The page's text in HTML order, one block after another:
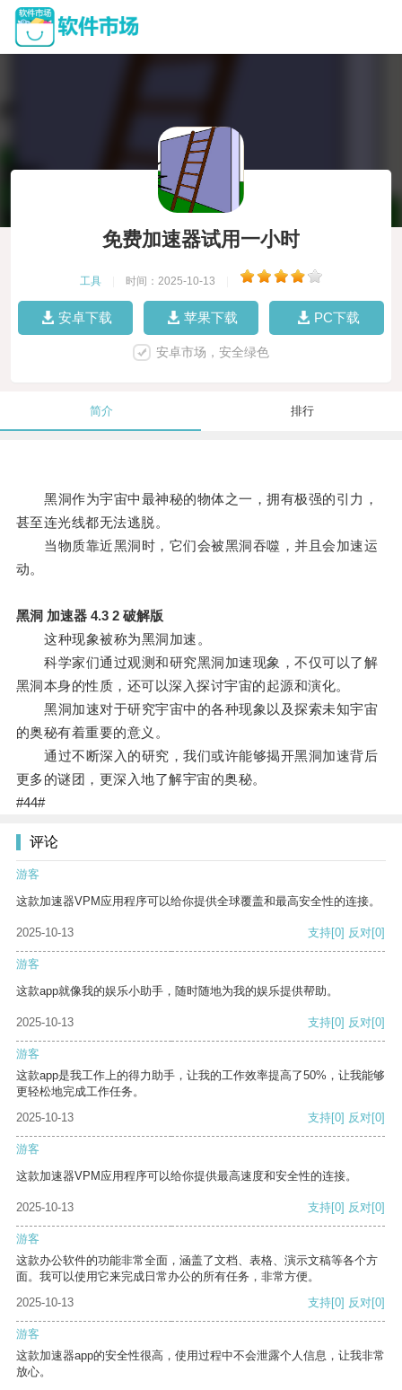
免费加速器试用一小时
工具 时间：2025-10-13
安卓下载 苹果下载 PC下载
安卓市场，安全绿色
简介 排行
黑洞作为宇宙中最神秘的物体之一，拥有极强的引力，
甚至连光线都无法逃脱。
当物质靠近黑洞时，它们会被黑洞吞噬，并且会加速运
动。
黑洞 加速器 4.3 2 破解版
这种现象被称为黑洞加速。
科学家们通过观测和研究黑洞加速现象，不仅可以了解
黑洞本身的性质，还可以深入探讨宇宙的起源和演化。
黑洞加速对于研究宇宙中的各种现象以及探索未知宇宙
的奥秘有着重要的意义。
通过不断深入的研究，我们或许能够揭开黑洞加速背后
更多的谜团，更深入地了解宇宙的奥秘。
#44#
评论
游客
这款加速器VPM应用程序可以给你提供全球覆盖和最高安全性的连接。
2025-10-13 支持[0] 反对[0]
游客
这款app就像我的娱乐小助手，随时随地为我的娱乐提供帮助。
2025-10-13 支持[0] 反对[0]
游客
这款app是我工作上的得力助手，让我的工作效率提高了50%，让我能够
更轻松地完成工作任务。
2025-10-13
支持[0] 反对[0]
游客
这款加速器VPM应用程序可以给你提供最高速度和安全性的连接。
2025-10-13 支持[0] 反对[0]
游客
这款办公软件的功能非常全面，涵盖了文档、表格、演示文稿等各个方
面。我可以使用它来完成日常办公的所有任务，非常方便。
2025-10-13
支持[0] 反对[0]
游客
这款加速器app的安全性很高，使用过程中不会泄露个人信息，让我非常
放心。